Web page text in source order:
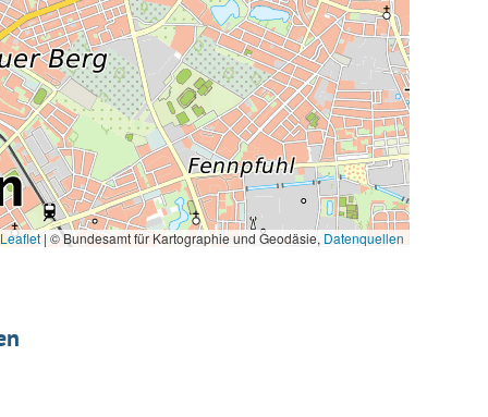
| © Bundesamt für Kartographie und Geodäsie, Datenquellen